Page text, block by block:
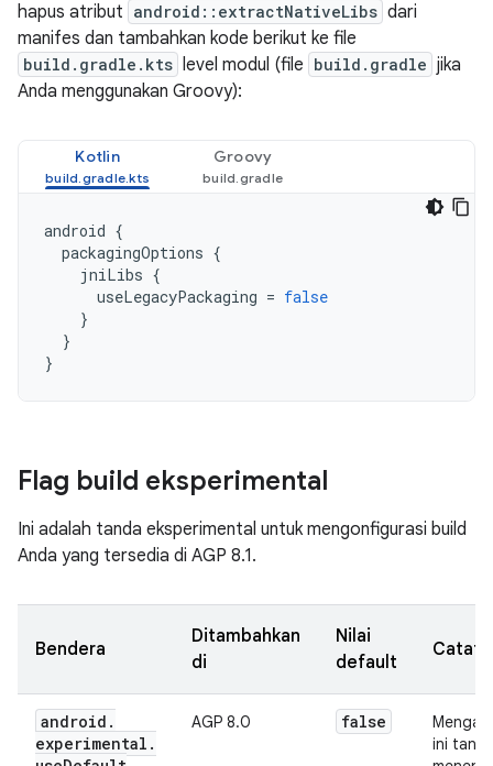
hapus atribut android::extractNativeLibs dari
manifes dan tambahkan kode berikut ke file
build.gradle.kts level modul (file build.gradle jika
Anda menggunakan Groovy):
Kotlin Groovy
android {
packagingOptions {
jniLibs {
useLegacyPackaging = false
}
}
}
Flag build eksperimental
Ini adalah tanda eksperimental untuk mengonfigurasi build
Anda yang tersedia di AGP 8.1.
Bendera
Ditambahkan
di
Nilai
default
android .
experimental .
AGP 8.0 false
ini